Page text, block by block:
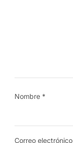
Nombre *
Correo electrónico